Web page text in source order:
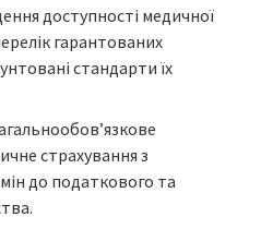
доступності медичної
гарантованих
стандарти їх
страхування з
до податкового та